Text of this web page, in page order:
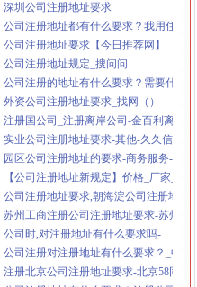
公司注册地址都有什么要求？我用住宅
公司注册地址要求【今日推荐网】
公司注册地址规定_搜问问
公司注册的地址有什么要求？需要什么条
外资公司注册地址要求_找网（）
注册国公司_注册离岸公司-金百利离岸公
实业公司注册地址要求-其他-久久信息网
园区公司注册地址的要求-商务服务-互动
【公司注册地址新规定】价格_厂家_图片
公司注册地址要求,朝海淀公司注册地址,
苏州工商注册公司注册地址要求-苏州德
公司时,对注册地址有什么要求吗-
公司注册对注册地址有什么要求？_中投
注册北京公司注册地址要求-北京58同城
公司注册地址有什么要求？注册公司没有